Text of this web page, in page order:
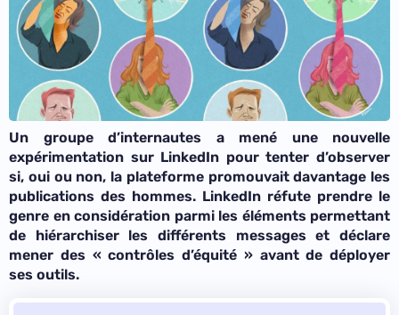
Un groupe d’internautes a mené une nouvelle
expérimentation sur LinkedIn pour tenter d’observer
si, oui ou non, la plateforme promouvait davantage les
publications des hommes. LinkedIn réfute prendre le
genre en considération parmi les éléments permettant
de hiérarchiser les différents messages et déclare
mener des « contrôles d’équité » avant de déployer
ses outils.